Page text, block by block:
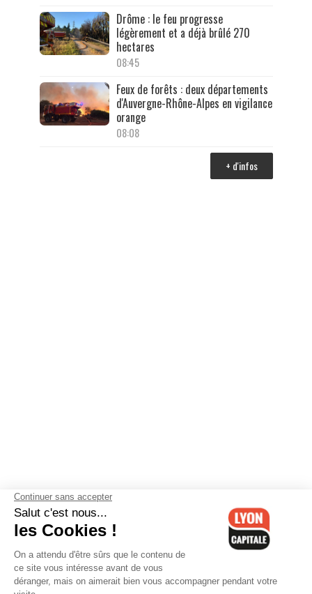
Drôme : le feu progresse
légèrement et a déjà brûlé 270
hectares
08:45
Feux de forêts : deux départements
d'Auvergne-Rhône-Alpes en vigilance
orange
08:08
+ d'infos